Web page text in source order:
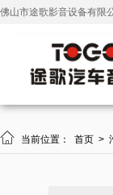
佛山市途歌影音设备有限
 当前位置： 首页 >